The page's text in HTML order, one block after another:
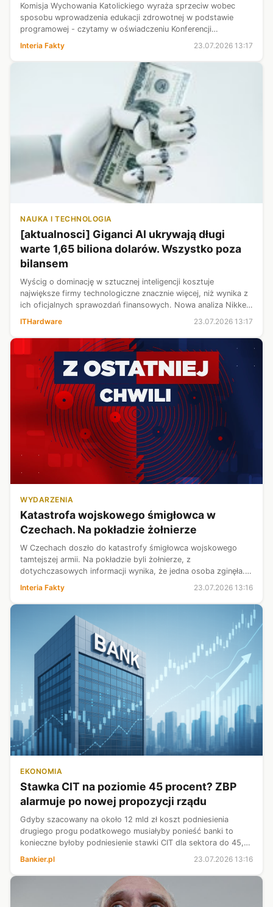
Komisja Wychowania Katolickiego wyraża sprzeciw wobec
sposobu wprowadzenia edukacji zdrowotnej w podstawie
programowej - czytamy w oświadczeniu Konferencji
wychowania seksualnego została "wyrwana ...
Interia Fakty 23.07.2026 13:17
NAUKA I TECHNOLOGIA
[aktualnosci] Giganci AI ukrywają długi
warte 1,65 biliona dolarów. Wszystko poza
bilansem
Wyścig o dominację w sztucznej inteligencji kosztuje
największe firmy technologiczne znacznie więcej, niż wynika z
ich oficjalnych sprawozdań finansowych. Nowa analiza Nikkei
Asia wskazuje, że Amazon, Microsoft, Meta, Alphabet i Oracle
ITHardware 23.07.2026 13:17
WYDARZENIA
Katastrofa wojskowego śmigłowca w
Czechach. Na pokładzie żołnierze
W Czechach doszło do katastrofy śmigłowca wojskowego
tamtejszej armii. Na pokładzie byli żołnierze, z
dotychczasowych informacji wynika, że jedna osoba zginęła.
Interia Fakty 23.07.2026 13:16
EKONOMIA
Stawka CIT na poziomie 45 procent? ZBP
alarmuje po nowej propozycji rządu
Gdyby szacowany na około 12 mld zł koszt podniesienia
drugiego progu podatkowego musiałyby ponieść banki to
konieczne byłoby podniesienie stawki CIT dla sektora do 45,4
Wówczas banki płacił...
Bankier.pl 23.07.2026 13:16